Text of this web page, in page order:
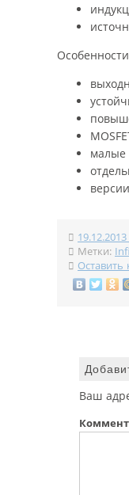
малые
19.12.2013
Метки:
Ваш